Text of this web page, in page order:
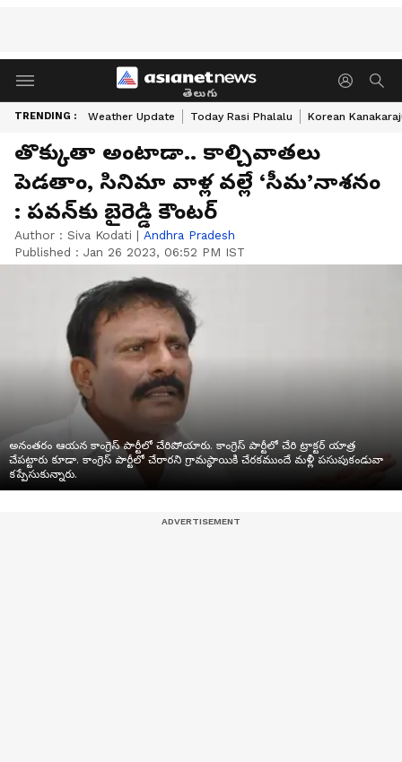
తెలుగు
TRENDING : Weather Update Today Rasi Phalalu Korean
తొక్కుతా అంటాడా.. కాల్చివాతలు
పెడతాం, సినిమా వాళ్ల వల్లే ‘సీమ’నాశనం
: పవన్‌కు బైరెడ్డి కౌంటర్
Author : Siva Kodati | Andhra Pradesh
Published : Jan 26 2023, 06:52 PM IST
అనంతరం ఆయన కాంగ్రెస్ పార్టీలో చేరిపోయారు. కాంగ్రెస్ పార్టీలో చేరి ట్రాక్టర్ యాత్ర
చేపట్టారు కూడా. కాంగ్రెస్ పార్టీలో చేరారని గ్రామస్థాయికి చేరకముందే మళ్లీ పసుపుకండువా
కప్పేసుకున్నారు.